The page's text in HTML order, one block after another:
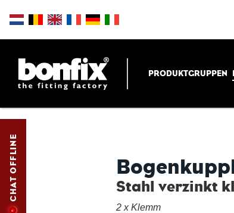
PRODUKTGRUPPEN
CHAT OFFLINE Stahl verzinkt
2 x Klemm